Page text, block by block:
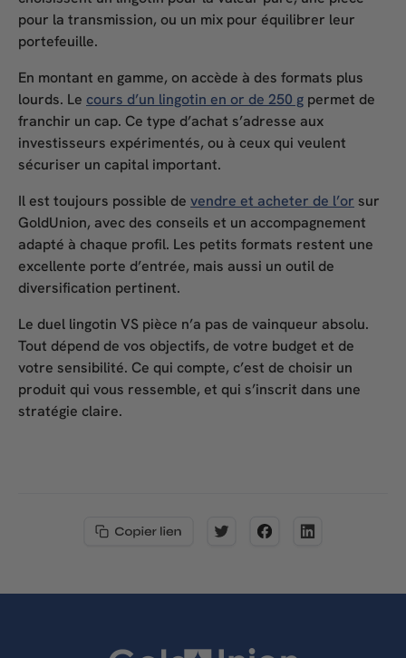
pour la transmission, ou un mix pour équilibrer leur
portefeuille.
En montant en gamme, on accède à des formats plus
lourds. Le cours d’un lingotin en or de 250 g permet de
franchir un cap. Ce type d’achat s’adresse aux
investisseurs expérimentés, ou à ceux qui veulent
sécuriser un capital important.
Il est toujours possible de vendre et acheter de l’or sur
GoldUnion, avec des conseils et un accompagnement
adapté à chaque profil. Les petits formats restent une
excellente porte d’entrée, mais aussi un outil de
diversification pertinent.
Le duel lingotin VS pièce n’a pas de vainqueur absolu.
Tout dépend de vos objectifs, de votre budget et de
votre sensibilité. Ce qui compte, c’est de choisir un
produit qui vous ressemble, et qui s’inscrit dans une
stratégie claire.